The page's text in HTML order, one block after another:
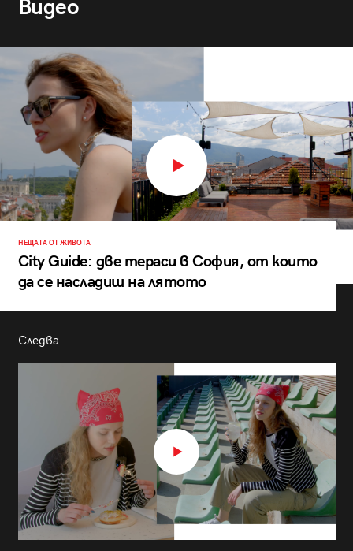
Видео
НЕЩАТА ОТ ЖИВОТА
City Guide: две тераси в София, от които
да се насладиш на лятото
Следва